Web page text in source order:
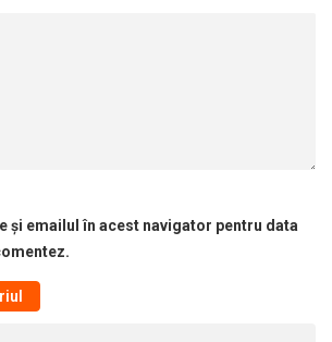
și emailul în acest navigator pentru data